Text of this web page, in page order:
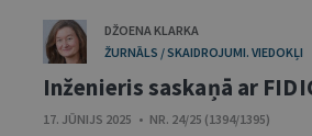
DŽOENA KLARKA
ŽURNĀLS / SKAIDROJUMI. VIEDOKĻI
Inženieris saskaņā ar
17. JŪNIJS 2025 • NR. 24/25 (1394/1395)